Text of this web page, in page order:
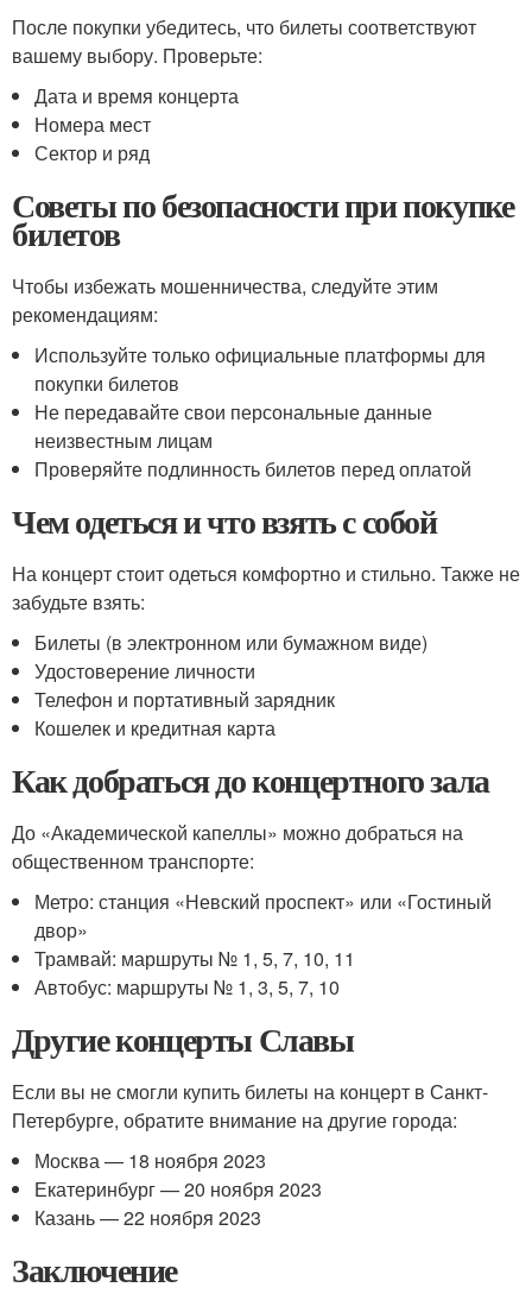
После покупки убедитесь, что билеты соответствуют
вашему выбору. Проверьте:
Дата и время концерта
Номера мест
Сектор и ряд
Советы по безопасности при покупке
билетов
Чтобы избежать мошенничества, следуйте этим
рекомендациям:
Используйте только официальные платформы для
покупки билетов
Не передавайте свои персональные данные
неизвестным лицам
Проверяйте подлинность билетов перед оплатой
Чем одеться и что взять с собой
На концерт стоит одеться комфортно и стильно. Также не
забудьте взять:
Билеты (в электронном или бумажном виде)
Удостоверение личности
Телефон и портативный зарядник
Кошелек и кредитная карта
Как добраться до концертного зала
До «Академической капеллы» можно добраться на
общественном транспорте:
Метро: станция «Невский проспект» или «Гостиный
двор»
Трамвай: маршруты № 1, 5, 7, 10, 11
Автобус: маршруты № 1, 3, 5, 7, 10
Другие концерты Славы
Если вы не смогли купить билеты на концерт в Санкт-
Петербурге, обратите внимание на другие города:
Москва — 18 ноября 2023
Екатеринбург — 20 ноября 2023
Казань — 22 ноября 2023
Заключение